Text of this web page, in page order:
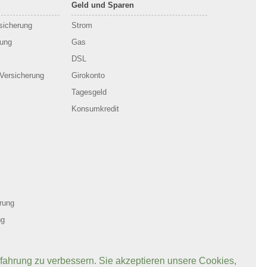
Geld und Sparen
Strom
Gas
DSL
Girokonto
Tagesgeld
Konsumkredit
zu verbessern. Sie akzeptieren unsere Cookies,